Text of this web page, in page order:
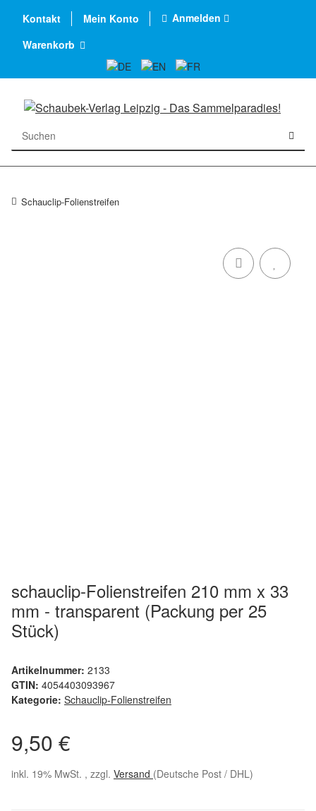
Kontakt Mein Konto
Anmelden
Warenkorb
Schauclip-Folienstreifen
schauclip-Folienstreifen 210 mm x 33
mm - transparent (Packung per 25
Stück)
Artikelnummer: 2133
GTIN: 4054403093967
Kategorie: Schauclip-Folienstreifen
9,50 €
inkl. 19% MwSt. , zzgl. Versand (Deutsche Post / DHL)